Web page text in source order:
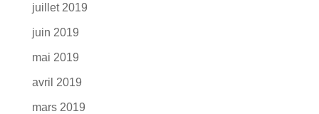
juillet 2019
juin 2019
mai 2019
avril 2019
mars 2019